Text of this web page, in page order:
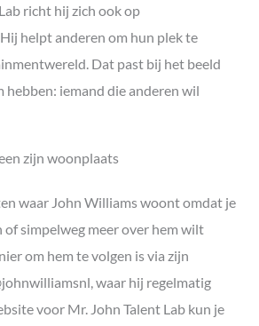
richt hij zich ook op
helpt anderen om hun plek te
Dat past bij het beeld
hebben: iemand die anderen wil
zijn woonplaats
waar John Williams woont omdat je
simpelweg meer over hem wilt
om hem te volgen is via zijn
waar hij regelmatig
voor Mr. John Talent Lab kun je